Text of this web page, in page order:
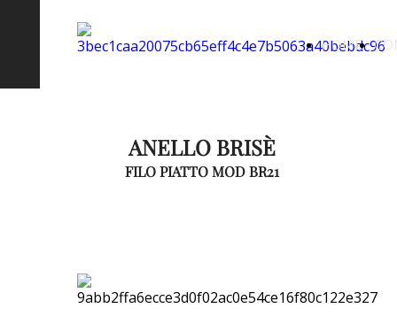
HOME
ANELLO BRISÈ
FILO PIATTO MOD BR21